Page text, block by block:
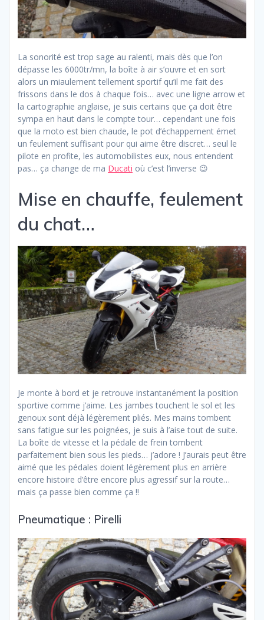
La sonorité est trop sage au ralenti, mais dès que l’on
dépasse les 6000tr/mn, la boîte à air s’ouvre et en sort
alors un miaulement tellement sportif qu’il me fait des
frissons dans le dos à chaque fois… avec une ligne arrow et
la cartographie anglaise, je suis certains que ça doit être
sympa en haut dans le compte tour… cependant une fois
que la moto est bien chaude, le pot d’échappement émet
un feulement suffisant pour qui aime être discret… seul le
pilote en profite, les automobilistes eux, nous entendent
pas… ça change de ma Ducati où c’est l’inverse 😉
Mise en chauffe, feulement
du chat…
Je monte à bord et je retrouve instantanément la position
sportive comme j’aime. Les jambes touchent le sol et les
genoux sont déjà légèrement pliés. Mes mains tombent
sans fatigue sur les poignées, je suis à l’aise tout de suite.
La boîte de vitesse et la pédale de frein tombent
parfaitement bien sous les pieds… j’adore ! J’aurais peut être
aimé que les pédales doient légèrement plus en arrière
encore histoire d’être encore plus agressif sur la route…
mais ça passe bien comme ça !!
Pneumatique : Pirelli